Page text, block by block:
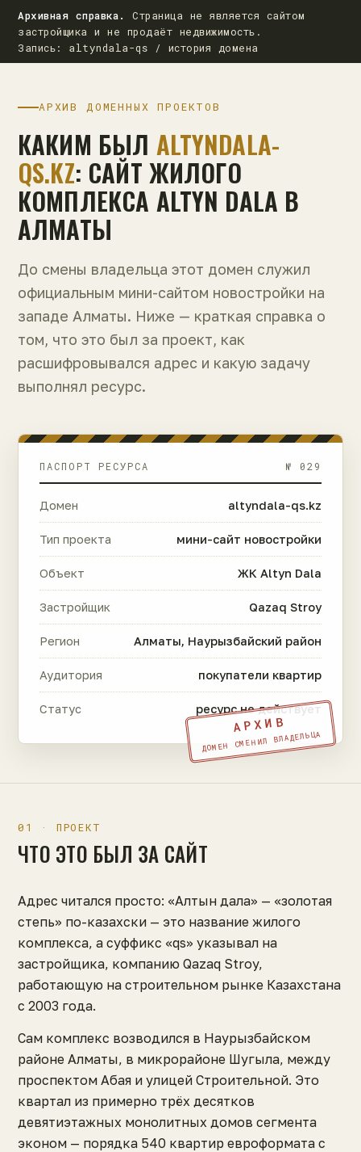
Архивная справка.
Страница не является сайтом
застройщика и не продаёт недвижимость.
Запись: altyndala-qs / история домена
АРХИВ ДОМЕННЫХ ПРОЕКТОВ
КАКИМ БЫЛ ALTYNDALA-
QS.KZ: САЙТ ЖИЛОГО
КОМПЛЕКСА ALTYN DALA В
АЛМАТЫ
До смены владельца этот домен служил
официальным мини-сайтом новостройки на
западе Алматы. Ниже — краткая справка о
том, что это был за проект, как
расшифровывался адрес и какую задачу
выполнял ресурс.
ПАСПОРТ РЕСУРСА № 029
Домен altyndala-qs.kz
Тип проекта мини-сайт новостройки
Объект ЖК Altyn Dala
Застройщик Qazaq Stroy
Регион Алматы, Наурызбайский район
Аудитория покупатели квартир
Статус ресурс не действует
АРХИВ
ДОМЕН СМЕНИЛ ВЛАДЕЛЬЦА
01 · ПРОЕКТ
ЧТО ЭТО БЫЛ ЗА САЙТ
Адрес читался просто: «Алтын дала» — «золотая
степь» по-казахски — это название жилого
комплекса, а суффикс «qs» указывал на
застройщика, компанию Qazaq Stroy,
работающую на строительном рынке Казахстана
с 2003 года.
Сам комплекс возводился в Наурызбайском
районе Алматы, в микрорайоне Шугыла, между
проспектом Абая и улицей Строительной. Это
квартал из примерно трёх десятков
девятиэтажных монолитных домов сегмента
эконом — порядка 540 квартир евроформата с